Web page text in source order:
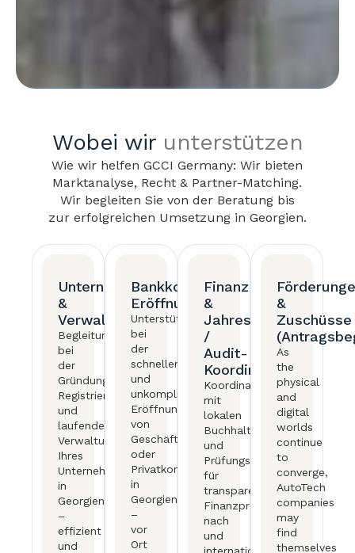
Wobei wirunterstützen
Wie wir helfen GCCI Germany: Wir bieten
Marktanalyse, Recht & Partner-Matching.
Wir begleiten Sie von der Beratung bis
zur erfolgreichen Umsetzung in Georgien.
Unternehmensgründung
&
Verwaltung
Begleitung
bei
der
Gründung,
Registrierung
und
laufenden
Verwaltung
Ihres
Unternehmens
in
Georgien
–
effizient
und
Bankkonto-
Eröffnung
Unterstützung
bei
der
schnellen
und
unkomplizierten
Eröffnung
von
Geschäfts-
oder
Privatkonten
in
Georgien
–
vor
Ort
Finanz
&
Jahresabschluss
/
Audit-
Koordination
Koordination
mit
lokalen
Buchhaltungs-
und
Prüfungspartnern
für
transparente
Finanzprozesse
nach
und
&
Zuschüsse
As
the
physical
and
digital
worlds
continue
to
converge,
AutoTech
companies
may
find
themselves